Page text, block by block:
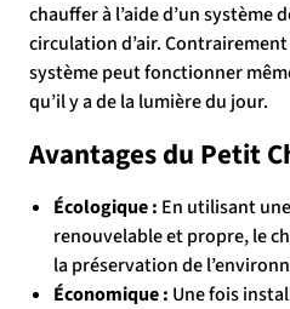
chauffer à l’aide d’un système
circulation d’air. Contrairement
système peut fonctionner
qu’il y a de la lumière du jour.
Avantages du Petit
Écologique : En utilisant
renouvelable et propre, le
la préservation de
Économique : Une fois